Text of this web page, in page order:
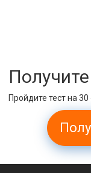
Пройдите тест на